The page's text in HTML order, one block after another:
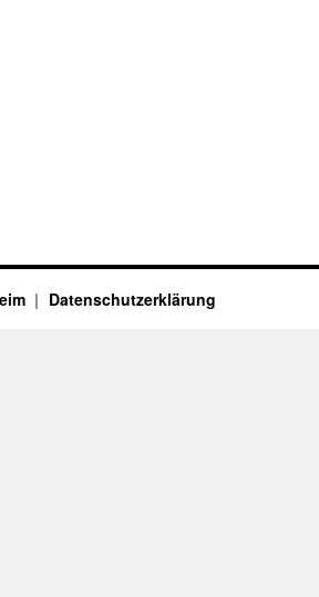
Datenschutzerklärung